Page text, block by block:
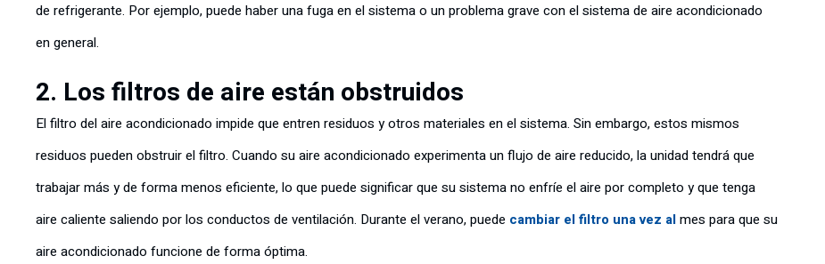
de refrigerante. Por ejemplo, puede haber una fuga en el sistema o un problema grave con el sistema de aire acondicionado
en general.
2. Los filtros de aire están obstruidos
El filtro del aire acondicionado impide que entren residuos y otros materiales en el sistema. Sin embargo, estos mismos
residuos pueden obstruir el filtro. Cuando su aire acondicionado experimenta un flujo de aire reducido, la unidad tendrá que
trabajar más y de forma menos eficiente, lo que puede significar que su sistema no enfríe el aire por completo y que tenga
aire caliente saliendo por los conductos de ventilación. Durante el verano, puede cambiar el filtro una vez almes para que su
aire acondicionado funcione de forma óptima.